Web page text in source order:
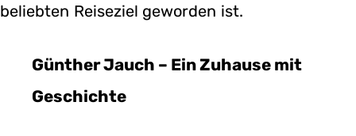
beliebten Reiseziel geworden ist.
Günther Jauch – Ein Zuhause mit
Geschichte